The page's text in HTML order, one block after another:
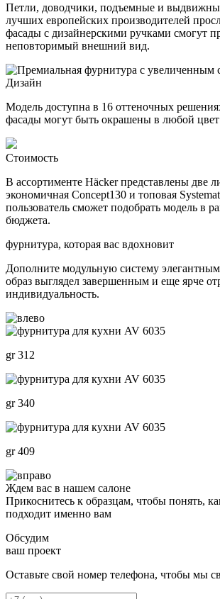
Петли, доводчики, подъемные и
лучших европейских производителей
фасады с дизайнерскими ручками смогут
неповторимый внешний вид.
Дизайн
Модель доступна в 16 оттеночных
фасады могут быть окрашены в любой
Стоимость
В ассортименте Häcker представлены две
экономичная Concept130 и топовая
пользователь сможет подобрать модель в
бюджета.
фурнитура, которая вас вдохновит
Дополните модульную систему
образ выглядел завершенным и еще ярче
индивидуальность.
gr 312
gr 340
gr 409
Ждем вас в нашем салоне
Прикоснитесь к образцам, чтобы понять,
подходит именно вам
Обсудим
ваш проект
Оставьте свой номер телефона, чтобы мы